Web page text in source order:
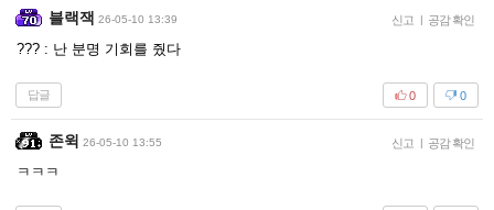
블랙잭 26-05-10 13:39 신고 | 공감 확인
??? : 난 분명 기회를 줬다
답글 0
0
존윅 26-05-10 13:55 신고 | 공감 확인
ㅋㅋㅋ